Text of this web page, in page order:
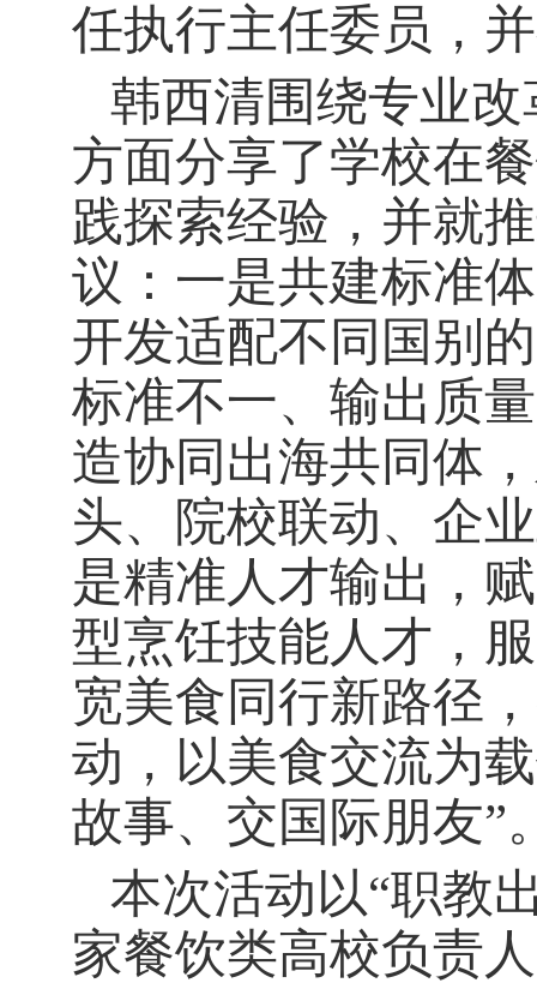
任执行主任委员，
韩西清围绕专业
方面分享了学校在
践探索经验，并就
议：一是共建标准
开发适配不同国别
标准不一、输出质
造协同出海共同体
头、院校联动、企
是精准人才输出，
型烹饪技能人才，
宽美食同行新路径
动，以美食交流为
故事、交国际朋友”
本次活动以“职教
家餐饮类高校负责